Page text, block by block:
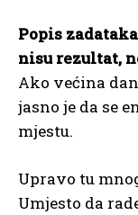
Popis
nisu rezultat,
Ako većina
jasno je da se
mjestu.
Upravo tu
Umjesto da